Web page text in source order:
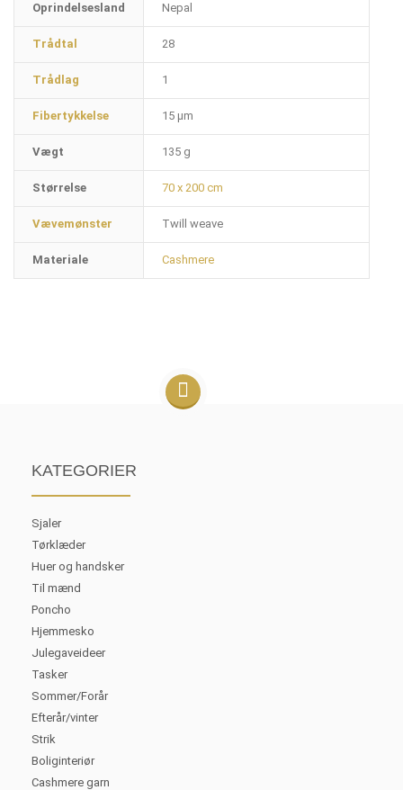
Oprindelsesland Nepal
Trådtal 28
Trådlag 1
Fibertykkelse 15 µm
Vægt 135 g
Størrelse 70 x 200 cm
Vævemønster Twill weave
Materiale Cashmere
KATEGORIER
Sjaler
Tørklæder
Huer og handsker
Til mænd
Poncho
Hjemmesko
Julegaveideer
Tasker
Sommer/Forår
Efterår/vinter
Strik
Boliginteriør
Cashmere garn